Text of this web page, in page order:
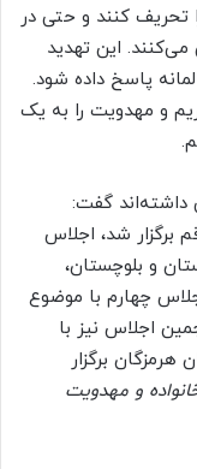
تحریف کنند و حتی در
این تهدید
پاسخ داده شود.
و مهدویت را به یک
داشته‌اند گفت:
برگزار شد، اجلاس
و بلوچستان،
چهارم با موضوع
اجلاس نیز با
هرمزگان برگزار
و مهدویت